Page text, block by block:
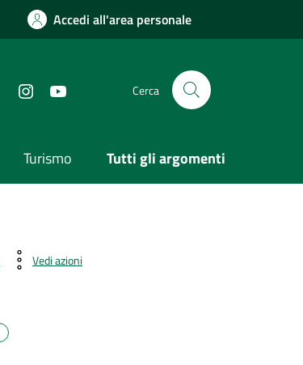
Accedi all'area personale
Visita la nostra pagina Facebook
Segui il nostro profilo su Instagram
Visita il nostro canale YouTube
Cerca
Turismo Tutti gli argomenti
Vedi azioni